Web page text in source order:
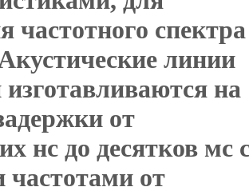
частотного спектра
линии
на
от
нс до десятков мс
частотами от